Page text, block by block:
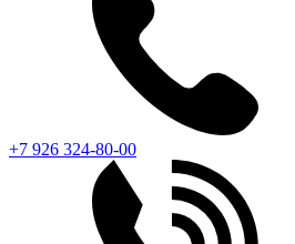
+7 926 324-80-00